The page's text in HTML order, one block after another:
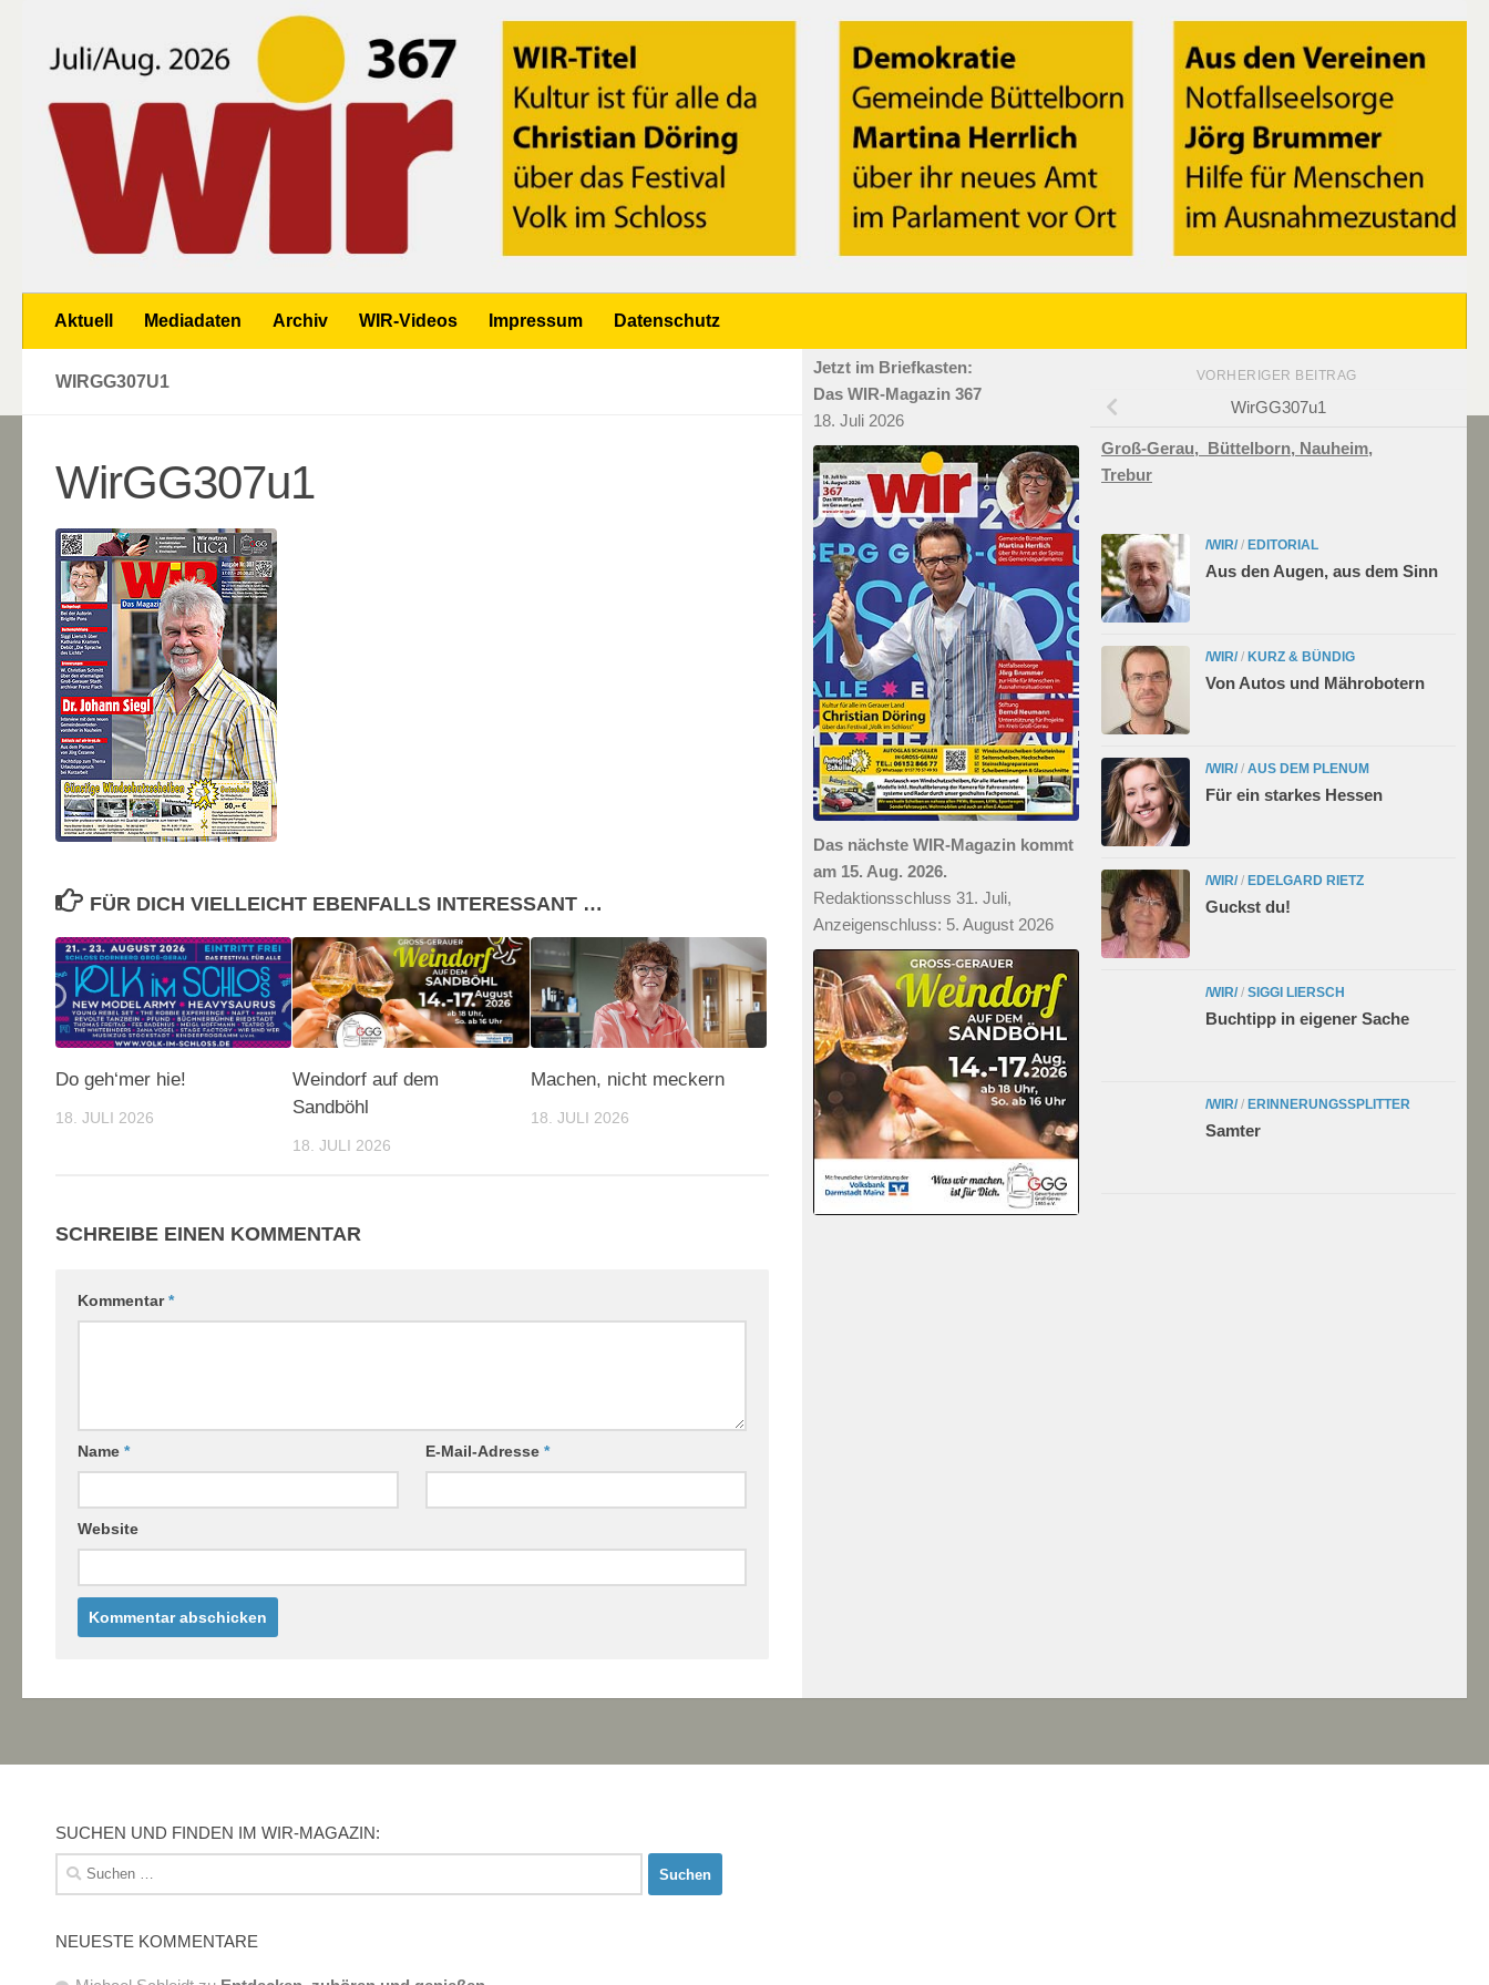
Aktuell Mediadaten Archiv WIR-Videos Impressum Datenschutz
WIRGG307U1
WirGG307u1
FÜR DICH VIELLEICHT EBENFALLS INTERESSANT …
Do geh‘mer hie!
18. JULI 2026
Weindorf auf dem
Sandböhl
18. JULI 2026
Machen, nicht meckern
18. JULI 2026
SCHREIBE EINEN KOMMENTAR
Kommentar*
Name * E-Mail-Adresse*
Website
VORHERIGER BEITRAG
WirGG307u1
Groß-Gerau, Büttelborn, Nauheim,
Trebur
/WIR/ / EDITORIAL
Aus den Augen, aus dem Sinn
/WIR/ / KURZ & BÜNDIG
Von Autos und Mährobotern
/WIR/ / AUS DEM PLENUM
Für ein starkes Hessen
/WIR/ / EDELGARD RIETZ
Guckst du!
/WIR/ / SIGGI LIERSCH
Buchtipp in eigener Sache
/WIR/ / ERINNERUNGSSPLITTER
Samter
Jetzt im Briefkasten:
Das WIR-Magazin 367
18. Juli 2026
Das nächste WIR-Magazin kommt
am 15. Aug. 2026.
Redaktionsschluss 31. Juli,
Anzeigenschluss: 5. August 2026
SUCHEN UND FINDEN IM WIR-MAGAZIN:
Suchen
nach:
NEUESTE KOMMENTARE